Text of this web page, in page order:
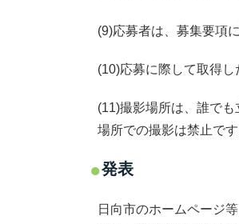
(9)応募者は、募集要項
(10)応募に際して取得
(11)撮影場所は、誰で
場所での撮影は禁止です
発表
日向市のホームページ